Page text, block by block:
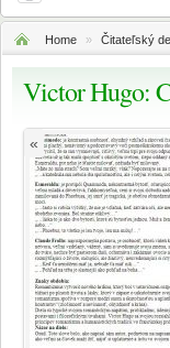
Home » Čitateľský
Victor Hugo:
«